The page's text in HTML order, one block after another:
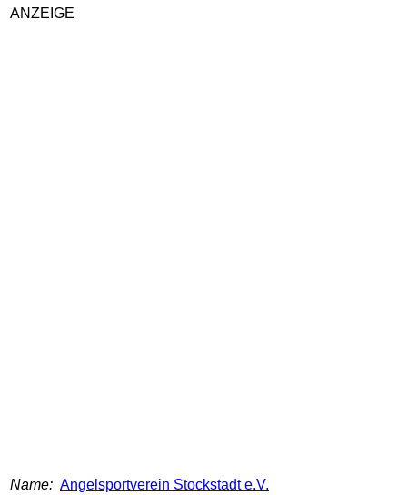
ANZEIGE
Name: Angelsportverein Stockstadt e.V.